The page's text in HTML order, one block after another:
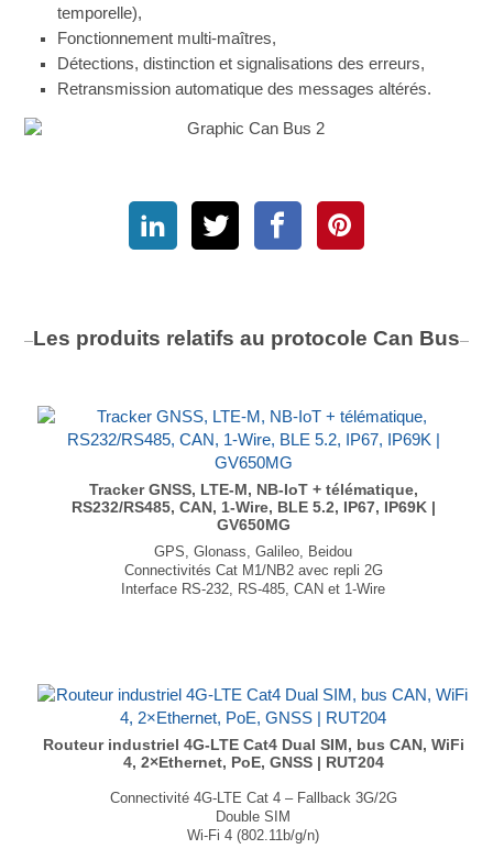
temporelle),
Fonctionnement multi-maîtres,
Détections, distinction et signalisations des erreurs,
Retransmission automatique des messages altérés.
Les produits relatifs au protocole Can Bus
Tracker GNSS, LTE-M, NB-IoT + télématique,
RS232/RS485, CAN, 1-Wire, BLE 5.2, IP67, IP69K |
GV650MG
GPS, Glonass, Galileo, Beidou
Connectivités Cat M1/NB2 avec repli 2G
Interface RS-232, RS-485, CAN et 1-Wire
...
Routeur industriel 4G-LTE Cat4 Dual SIM, bus CAN, WiFi
4, 2×Ethernet, PoE, GNSS | RUT204
Connectivité 4G-LTE Cat 4 – Fallback 3G/2G
Double SIM
Wi-Fi 4 (802.11b/g/n)